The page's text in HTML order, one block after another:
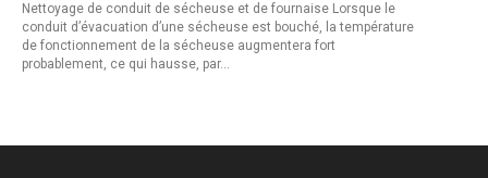
Nettoyage de conduit de sécheuse et de fournaise Lorsque le
conduit d’évacuation d’une sécheuse est bouché, la température
de fonctionnement de la sécheuse augmentera fort
probablement, ce qui hausse, par…